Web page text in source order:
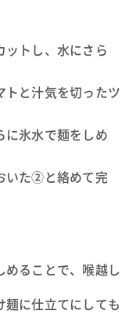
ットし、水にさら
トと汁気を切ったツ
に氷水で麺をしめ
いた②と絡めて完
めることで、喉越し
に仕立てにしても